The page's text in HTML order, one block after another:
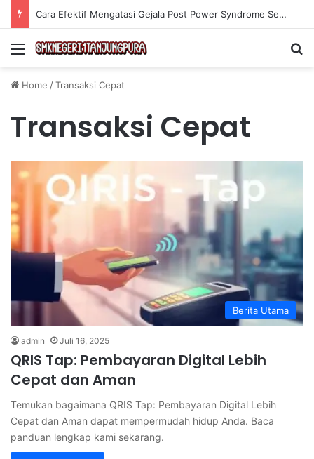
Cara Efektif Mengatasi Gejala Post Power Syndrome Setelah Pensiun Kerja
Menu
Home /Transaksi Cepat
Transaksi Cepat
Berita Utama
admin Juli 16, 2025
QRIS Tap: Pembayaran Digital Lebih
Cepat dan Aman
Temukan bagaimana QRIS Tap: Pembayaran Digital Lebih
Cepat dan Aman dapat mempermudah hidup Anda. Baca
panduan lengkap kami sekarang.